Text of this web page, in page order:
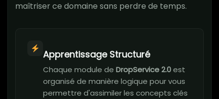
maîtriser ce domaine sans perdre de temps.
Apprentissage Structuré
Chaque module de DropService 2.0est
organisé de manière logique pour vous
permettre d'assimiler les concepts clés